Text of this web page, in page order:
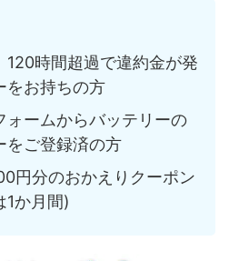
120時間超過で違約金が発
をお持ちの方
ォームからバッテリーの
をご登録済の方
円分のおかえりクーポン
1か月間)